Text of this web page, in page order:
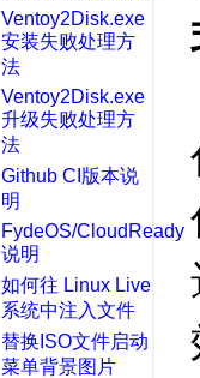
Ventoy2Disk.exe
安装失败处理方
法
Ventoy2Disk.exe
升级失败处理方
法
Github CI版本说
明
FydeOS/CloudReady
说明
如何往 Linux Live
系统中注入文件
替换ISO文件启动
菜单背景图片